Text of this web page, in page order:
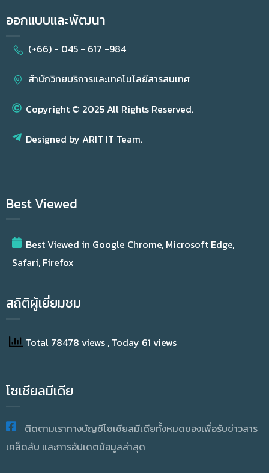
ออกแบบและพัฒนา
(+66) - 045 - 617 -984
สำนักวิทยบริการและเทคโนโลยีสารสนเทศ
Copyright © 2025 All Rights Reserved.
Designed by ARIT IT Team.
Best Viewed
Best Viewed in Google Chrome, Microsoft Edge,
Safari, Firefox
สถิติผู้เยี่ยมชม
Total 78478 views , Today 61 views
โซเชียลมีเดีย
ติดตามเราทางบัญชีโซเชียลมีเดียทั้งหมดของเพื่อรับข่าวสาร
เคล็ดลับ และการอัปเดตข้อมูลล่าสุด